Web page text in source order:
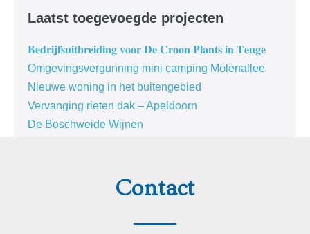
Laatst toegevoegde projecten
𝐁𝐞𝐝𝐫𝐢𝐣𝐟𝐬𝐮𝐢𝐭𝐛𝐫𝐞𝐢𝐝𝐢𝐧𝐠 𝐯𝐨𝐨𝐫 𝐃𝐞 𝐂𝐫𝐨𝐨𝐧 𝐏𝐥𝐚𝐧𝐭𝐬 𝐢𝐧 𝐓𝐞𝐮𝐠𝐞
Omgevingsvergunning mini camping Molenallee
Nieuwe woning in het buitengebied
Vervanging rieten dak – Apeldoorn
De Boschweide Wijnen
Contact